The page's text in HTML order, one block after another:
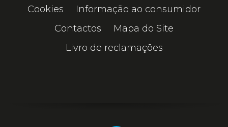
Cookies
Informação ao consumidor
Contactos
Mapa do Site
Livro de reclamações